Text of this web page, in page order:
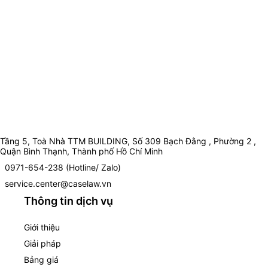
Tầng 5, Toà Nhà TTM BUILDING, Số 309 Bạch Đằng , Phường 2 ,
Quận Bình Thạnh, Thành phố Hồ Chí Minh
0971-654-238 (Hotline/ Zalo)
service.center@caselaw.vn
Thông tin dịch vụ
Giới thiệu
Giải pháp
Bảng giá